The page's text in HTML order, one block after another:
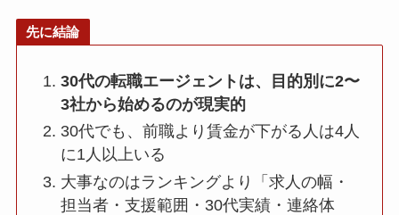
先に結論
30代の転職エージェントは、目的別に2〜
3社から始めるのが現実的
30代でも、前職より賃金が下がる人は4人
に1人以上いる
大事なのはランキングより「求人の幅・
担当者・支援範囲・30代実績・連絡体